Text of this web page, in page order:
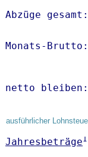
Abzüge
netto
ausführlicher
Jahresbeträge1